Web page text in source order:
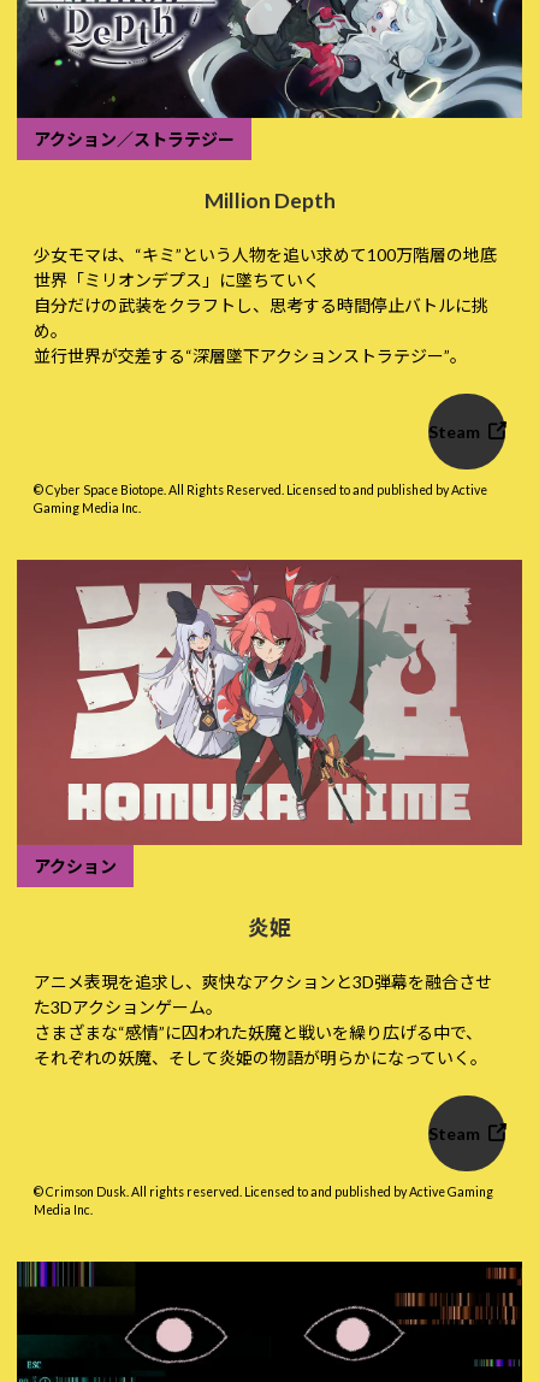
アクション／ストラテジー
Million Depth
少女モマは、“キミ”という人物を追い求めて100万階層の地底
世界「ミリオンデプス」に墜ちていく――
自分だけの武装をクラフトし、思考する時間停止バトルに挑
め。
並行世界が交差する“深層墜下アクションストラテジー”。
Steam
© Cyber Space Biotope. All Rights Reserved. Licensed to and published by Active
Gaming Media Inc.
アクション
炎姫
アニメ表現を追求し、爽快なアクションと3D弾幕を融合させ
た3Dアクションゲーム。
さまざまな“感情”に囚われた妖魔と戦いを繰り広げる中で、
それぞれの妖魔、そして炎姫の物語が明らかになっていく。
Steam
© Crimson Dusk. All rights reserved. Licensed to and published by Active Gaming
Media Inc.